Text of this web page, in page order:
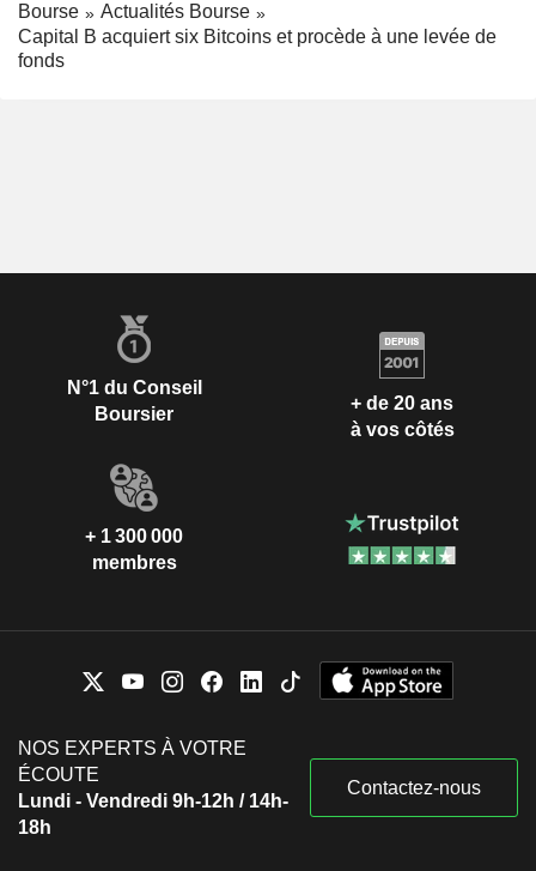
Bourse
Actualités Bourse
Capital B acquiert six Bitcoins et procède à une levée de
fonds
N°1 du Conseil
Boursier
+ de 20 ans
à vos côtés
+ 1 300 000
membres
NOS EXPERTS À VOTRE
ÉCOUTE
Lundi - Vendredi 9h-12h / 14h-
18h
Contactez-nous